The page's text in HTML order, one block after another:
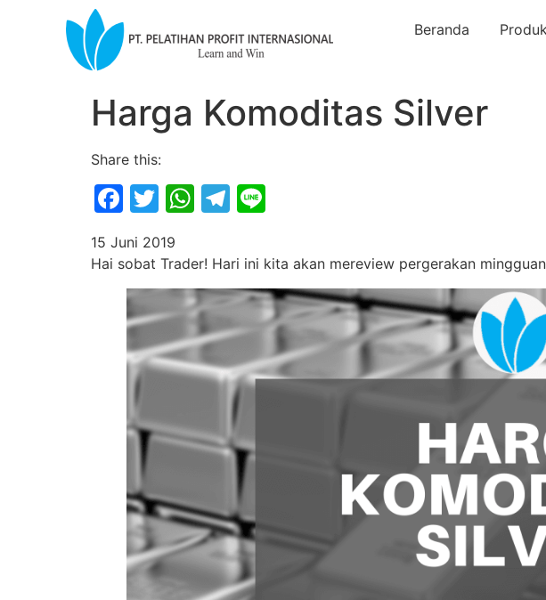
Beranda
Harga Komoditas Silver
Share this:
Facebook
Twitter
WhatsApp
Telegram
15 Juni 2019
Hai sobat Trader! Hari ini kita akan mereview pergerakan